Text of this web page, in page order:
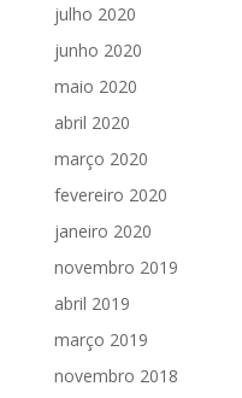
julho 2020
junho 2020
maio 2020
abril 2020
março 2020
fevereiro 2020
janeiro 2020
novembro 2019
abril 2019
março 2019
novembro 2018